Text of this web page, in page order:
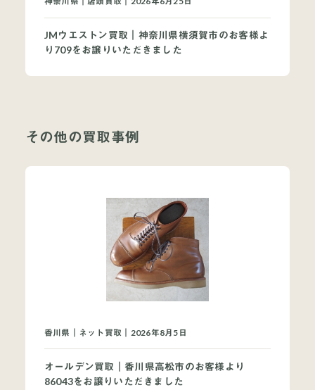
よくあるご質問
オンラインショップ
JMウエストン買取｜神奈川県横須賀市のお客様よ
り709をお譲りいただきました
その他の買取事例
香川県｜ネット買取｜2026年8月5日
オールデン買取｜香川県高松市のお客様より
86043をお譲りいただきました